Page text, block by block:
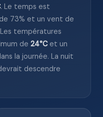
. Le temps est
73% et un vent de
températures
de 24°Cet un
la journée. La nuit
descendre